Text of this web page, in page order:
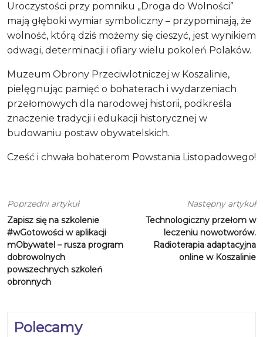
Polecamy
Uroczystości przy pomniku „Droga do Wolności”
mają głęboki wymiar symboliczny – przypominają, że
wolność, którą dziś możemy się cieszyć, jest wynikiem
odwagi, determinacji i ofiary wielu pokoleń Polaków.
Muzeum Obrony Przeciwlotniczej w Koszalinie,
pielęgnując pamięć o bohaterach i wydarzeniach
przełomowych dla narodowej historii, podkreśla
znaczenie tradycji i edukacji historycznej w
budowaniu postaw obywatelskich.
Cześć i chwała bohaterom Powstania Listopadowego!
Poprzedni artykuł
Zapisz się na szkolenie
#wGotowości w aplikacji
mObywatel – rusza program
dobrowolnych
powszechnych szkoleń
obronnych
Następny artykuł
Technologiczny przełom w
leczeniu nowotworów.
Radioterapia adaptacyjna
online w Koszalinie